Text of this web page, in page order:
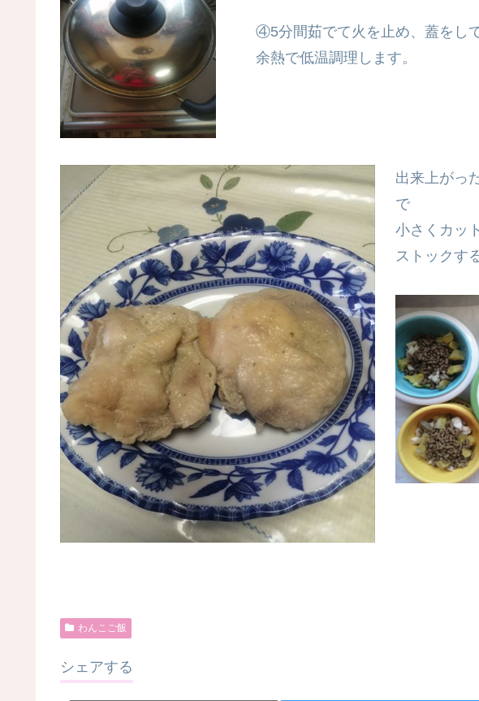
④5分間茹でて火を止め、蓋をし
余熱で低温調理します。
出来上がっ
で
小さくカッ
ストックす
わんこご飯
シェアする